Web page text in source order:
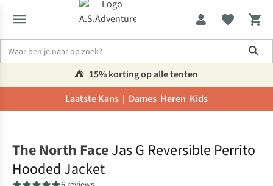
⛺️ 15% korting op alle tenten
Laatste Kans | Dames Heren Kids
The North FaceJas G Reversible Perrito
Hooded Jacket